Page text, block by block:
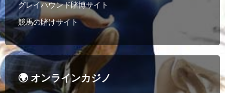
グレイハウンド賭博サイト
競馬の賭けサイト
🌍 オンラインカジノ